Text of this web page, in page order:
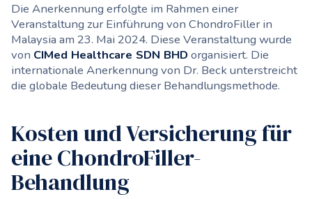
Die Anerkennung erfolgte im Rahmen einer
Veranstaltung zur Einführung von ChondroFiller in
Malaysia am 23. Mai 2024. Diese Veranstaltung wurde
von CIMed Healthcare SDN BHD organisiert. Die
internationale Anerkennung von Dr. Beck unterstreicht
die globale Bedeutung dieser Behandlungsmethode.
Kosten und Versicherung für
eine ChondroFiller-
Behandlung